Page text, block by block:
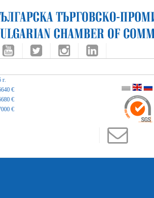
г.
€
€
€